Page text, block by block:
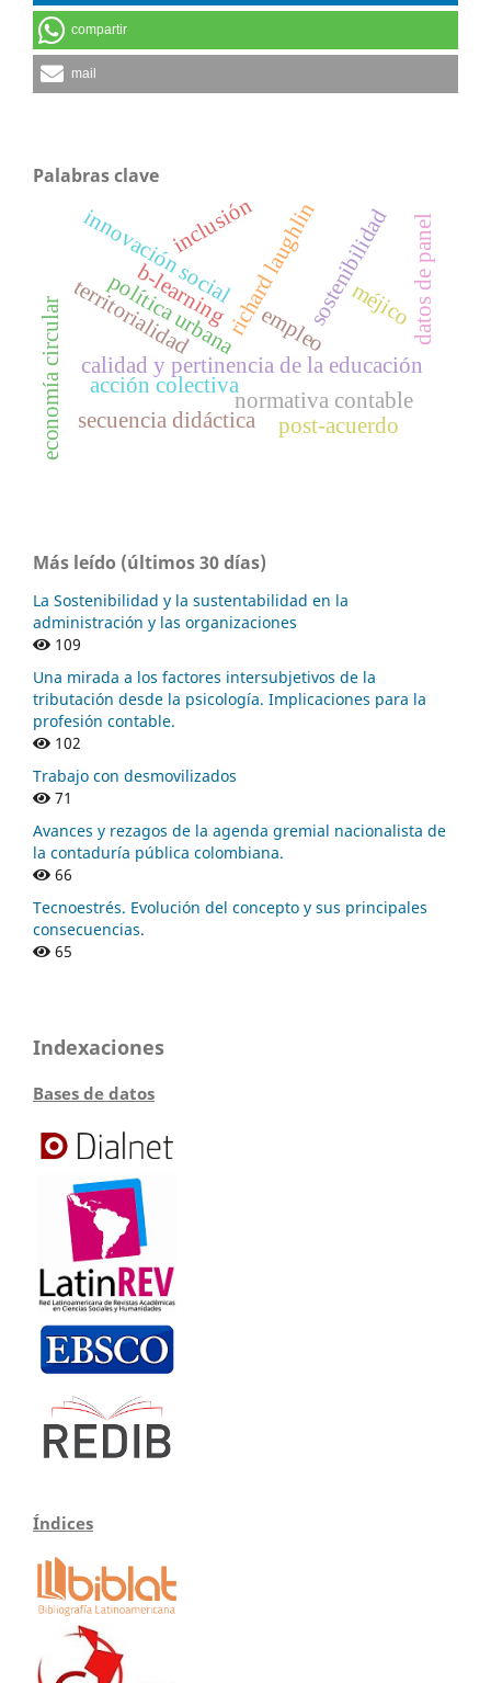
compartir
mail
Palabras clave
richard laughlin
calidad y pertinencia de la educación
innovación social
política urbana
acción colectiva
empleo
economía circular
sostenibilidad
méjicodatos de panel
territorialidad
normativa contable
secuencia didáctica
inclusión
b-learning
post-acuerdo
Más leído (últimos 30 días)
La Sostenibilidad y la sustentabilidad en la
administración y las organizaciones
109
Una mirada a los factores intersubjetivos de la
tributación desde la psicología. Implicaciones para la
profesión contable.
102
Trabajo con desmovilizados
71
Avances y rezagos de la agenda gremial nacionalista de
la contaduría pública colombiana.
66
Tecnoestrés. Evolución del concepto y sus principales
consecuencias.
65
Indexaciones
Bases de datos
Índices